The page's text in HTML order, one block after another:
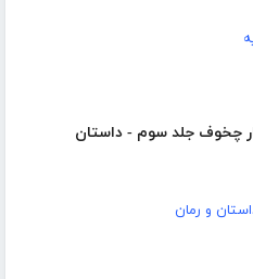
چخوف جلد سوم - داستان
و رمان